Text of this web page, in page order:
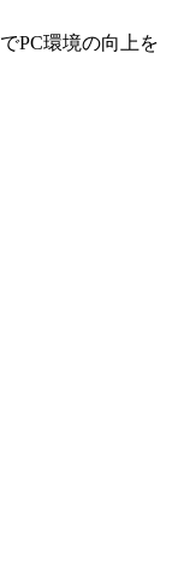
でPC環境の向上を